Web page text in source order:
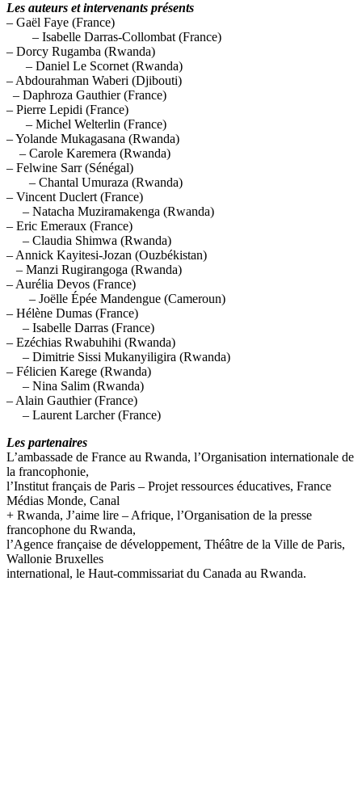
Les auteurs et intervenants présents
– Gaël Faye (France)
– Isabelle Darras-Collombat (France)
– Dorcy Rugamba (Rwanda)
– Daniel Le Scornet (Rwanda)
– Abdourahman Waberi (Djibouti)
– Daphroza Gauthier (France)
– Pierre Lepidi (France)
– Michel Welterlin (France)
– Yolande Mukagasana (Rwanda)
– Carole Karemera (Rwanda)
– Felwine Sarr (Sénégal)
– Chantal Umuraza (Rwanda)
– Vincent Duclert (France)
– Natacha Muziramakenga (Rwanda)
– Eric Emeraux (France)
– Claudia Shimwa (Rwanda)
– Annick Kayitesi-Jozan (Ouzbékistan)
– Manzi Rugirangoga (Rwanda)
– Aurélia Devos (France)
– Joëlle Épée Mandengue (Cameroun)
– Hélène Dumas (France)
– Isabelle Darras (France)
– Ezéchias Rwabuhihi (Rwanda)
– Dimitrie Sissi Mukanyiligira (Rwanda)
– Félicien Karege (Rwanda)
– Nina Salim (Rwanda)
– Alain Gauthier (France)
– Laurent Larcher (France)
Les partenaires
L’ambassade de France au Rwanda, l’Organisation internationale de
la francophonie,
l’Institut français de Paris – Projet ressources éducatives, France
Médias Monde, Canal
+ Rwanda, J’aime lire – Afrique, l’Organisation de la presse
francophone du Rwanda,
l’Agence française de développement, Théâtre de la Ville de Paris,
Wallonie Bruxelles
international, le Haut-commissariat du Canada au Rwanda.